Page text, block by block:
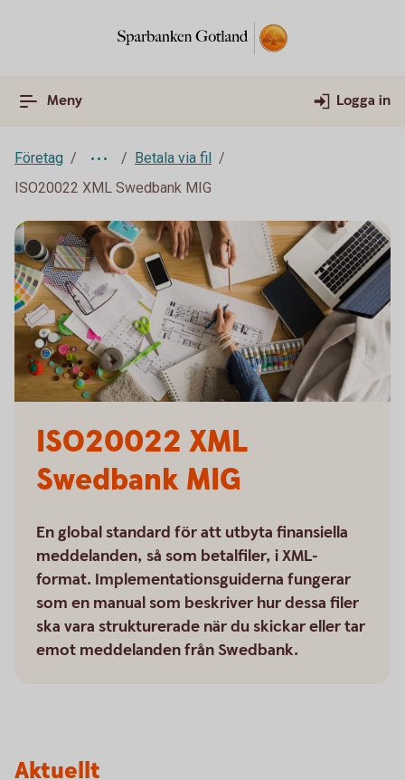
Meny Logga in
Företag
Betala via fil
ISO20022 XML Swedbank MIG
ISO20022 XML
Swedbank MIG
En global standard för att utbyta finansiella
meddelanden, så som betalfiler, i XML-
format. Implementationsguiderna fungerar
som en manual som beskriver hur dessa filer
ska vara strukturerade när du skickar eller tar
emot meddelanden från Swedbank.
Aktuellt